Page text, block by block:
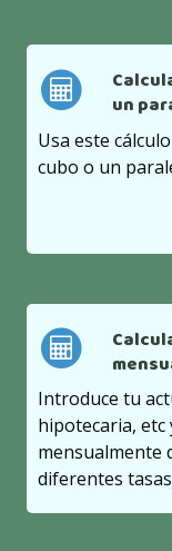
un
Usa este
cubo o un
Introduce tu
hipotecaria,
mensualmente
diferentes